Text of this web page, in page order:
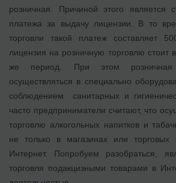
розничная. Причиной этого является
платежа за выдачу лицензии. В то
торговли такой платеж составляет
лицензия на розничную торговлю стоит
же период. При этом розничная
осуществляться в специально
соблюдением санитарных и
часто предприниматели считают, что
торговлю алкогольных напитков и
не только в магазинах или
Интернет. Попробуем разобраться,
торговля подакцизными товарами в